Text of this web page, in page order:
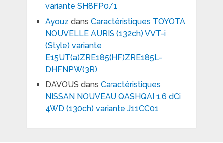
variante SH8FP0/1
Ayouz dans Caractéristiques TOYOTA
NOUVELLE AURIS (132ch) VVT-i
(Style) variante
E15UT(a)ZRE185(HF)ZRE185L-
DHFNPW(3R)
DAVOUS dans Caractéristiques
NISSAN NOUVEAU QASHQAI 1.6 dCi
4WD (130ch) variante J11CC01